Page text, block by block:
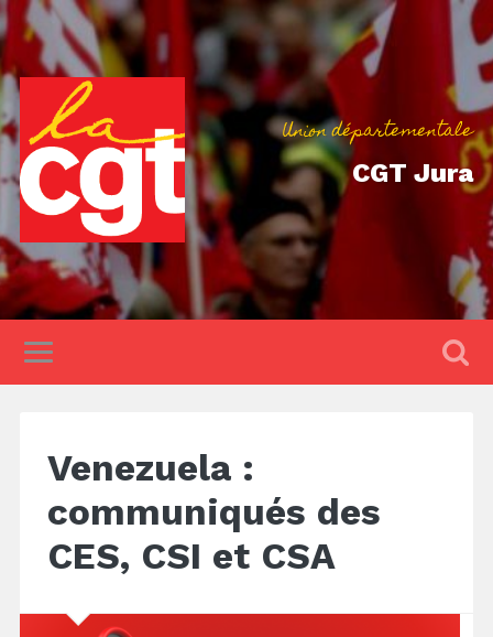
Union départementale
CGT Jura
Venezuela :
communiqués des
CES, CSI et CSA